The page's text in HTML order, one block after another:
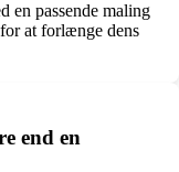
en passende maling
at forlænge dens
end en